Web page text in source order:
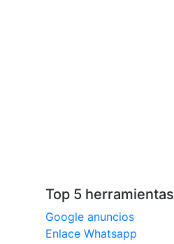
Top 5 herramientas
Google anuncios
Enlace Whatsapp